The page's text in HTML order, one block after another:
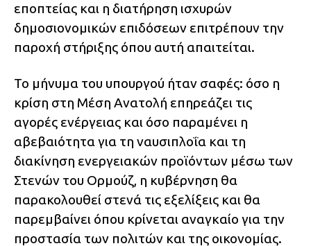
εποπτείας και η διατήρηση ισχυρών
δημοσιονομικών επιδόσεων επιτρέπουν την
παροχή στήριξης όπου αυτή απαιτείται.
Το μήνυμα του υπουργού ήταν σαφές: όσο η
κρίση στη Μέση Ανατολή επηρεάζει τις
αγορές ενέργειας και όσο παραμένει η
αβεβαιότητα για τη ναυσιπλοΐα και τη
διακίνηση ενεργειακών προϊόντων μέσω των
Στενών του Ορμούζ, η κυβέρνηση θα
παρακολουθεί στενά τις εξελίξεις και θα
παρεμβαίνει όπου κρίνεται αναγκαίο για την
προστασία των πολιτών και της οικονομίας.